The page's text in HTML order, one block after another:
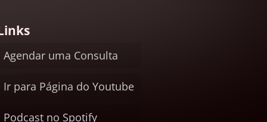
Agendar uma Consulta
Ir para Página do Youtube
Podcast no Spotify